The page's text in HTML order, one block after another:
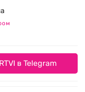
в Telegram